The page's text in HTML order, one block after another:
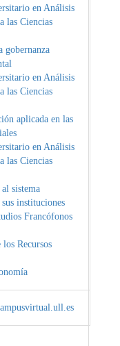
en Análisis
las Ciencias
gobernanza
en Análisis
las Ciencias
aplicada en las
en Análisis
las Ciencias
sistema
instituciones
Francófonos
Recursos